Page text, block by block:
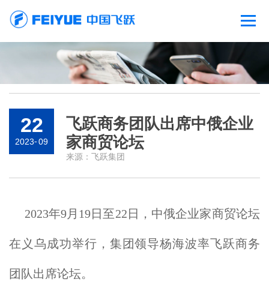
22
2023-09
飞跃商务团队出席中俄企业
家商贸论坛
来源： 飞跃集团
2023年9月19日至22日，中俄企业家商贸论坛
在义乌成功举行，集团领导杨海波率飞跃商务
团队出席论坛。